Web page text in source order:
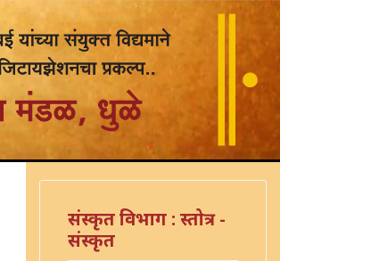
संस्कृत विभाग : स्तोत्र -
संस्कृत